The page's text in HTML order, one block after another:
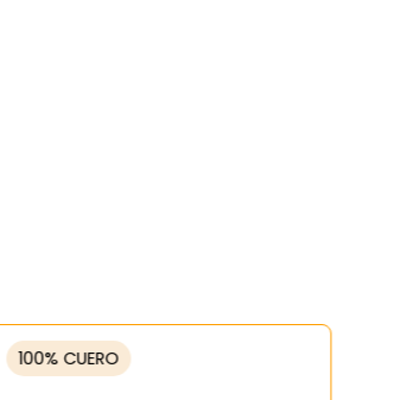
100% CUERO